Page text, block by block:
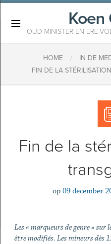
Koen
OUD-MINISTER EN ERE-
HOME / IN DE
FIN DE LA
Fin de la
op 09 december
Les « marqueurs de genre »
être modifiés. Les mineurs dès